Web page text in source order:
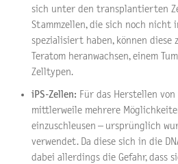
sich unter den transplantierten
Stammzellen, die sich noch nicht
spezialisiert haben, können diese
Teratom heranwachsen, einem
Zelltypen.
iPS-Zellen: Für das Herstellen
mittlerweile mehrere
einzuschleusen – ursprünglich
verwendet. Da diese sich in die
dabei allerdings die Gefahr, dass